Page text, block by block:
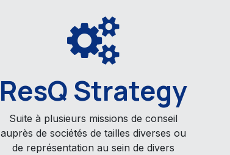
ResQ Strategy
Suite à plusieurs missions de conseil
auprès de sociétés de tailles diverses ou
de représentation au sein de divers